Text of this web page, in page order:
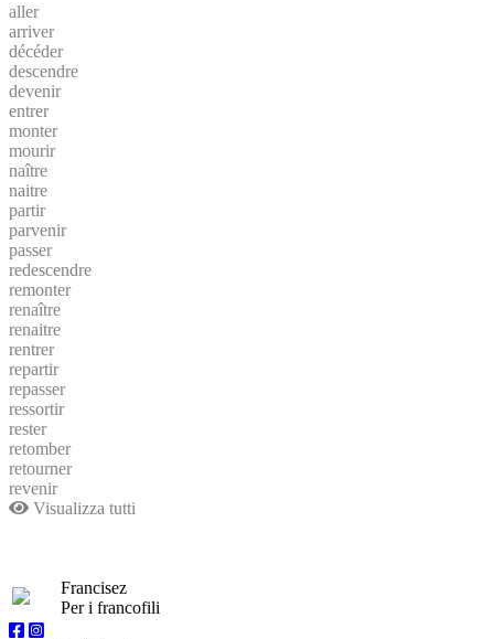
aller
arriver
décéder
descendre
devenir
entrer
monter
mourir
naître
naitre
partir
parvenir
passer
redescendre
remonter
renaître
renaitre
rentrer
repartir
repasser
ressortir
rester
retomber
retourner
revenir
Visualizza tutti
Francisez
Per i francofili